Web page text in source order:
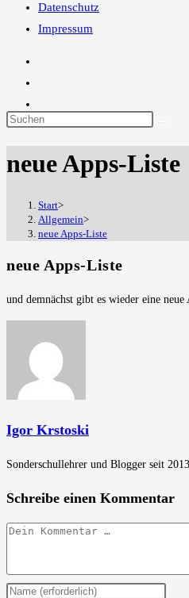
Datenschutz
Impressum
Diese
durchsuchen
neue Apps-Liste
Start>
Allgemein>
neue Apps-Liste
neue Apps-Liste
und demnächst gibt es wieder eine neue
Igor Krstoski
Sonderschullehrer und Blogger seit 2013
Schreibe einen Kommentar
Kommentar
Gib